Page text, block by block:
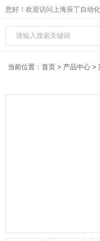
您好！欢迎访问上海辰丁自动
当前位置：首页 > 产品中心 >